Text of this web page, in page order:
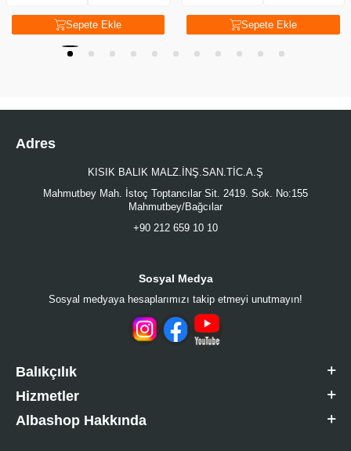
Sepete Ekle Sepete Ekle
Adres
KISIK BALIK MALZ.İNŞ.SAN.TİC.A.Ş
Mahmutbey Mah. İstoç Toptancılar Sit. 2419. Sok. No:155
Mahmutbey/Bağcılar
+90 212 659 10 10
Sosyal Medya
Sosyal medyaya hesaplarımızı takip etmeyi unutmayın!
Balıkçılık
Hizmetler
Albashop Hakkında